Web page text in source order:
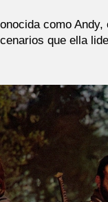
como
que ella